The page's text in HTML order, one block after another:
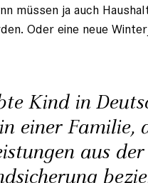
müssen ja auch
Oder eine neue
Kind in
einer Familie,
aus der